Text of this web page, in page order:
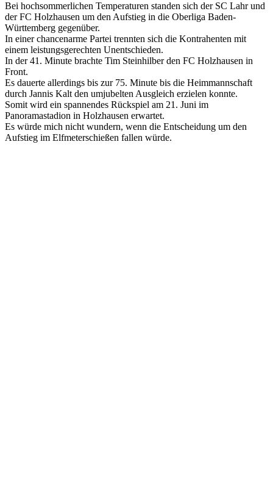
Bei hochsommerlichen Temperaturen standen sich der SC Lahr und
der FC Holzhausen um den Aufstieg in die Oberliga Baden-
Württemberg gegenüber.
In einer chancenarme Partei trennten sich die Kontrahenten mit
einem leistungsgerechten Unentschieden.
In der 41. Minute brachte Tim Steinhilber den FC Holzhausen in
Front.
Es dauerte allerdings bis zur 75. Minute bis die Heimmannschaft
durch Jannis Kalt den umjubelten Ausgleich erzielen konnte.
Somit wird ein spannendes Rückspiel am 21. Juni im
Panoramastadion in Holzhausen erwartet.
Es würde mich nicht wundern, wenn die Entscheidung um den
Aufstieg im Elfmeterschießen fallen würde.